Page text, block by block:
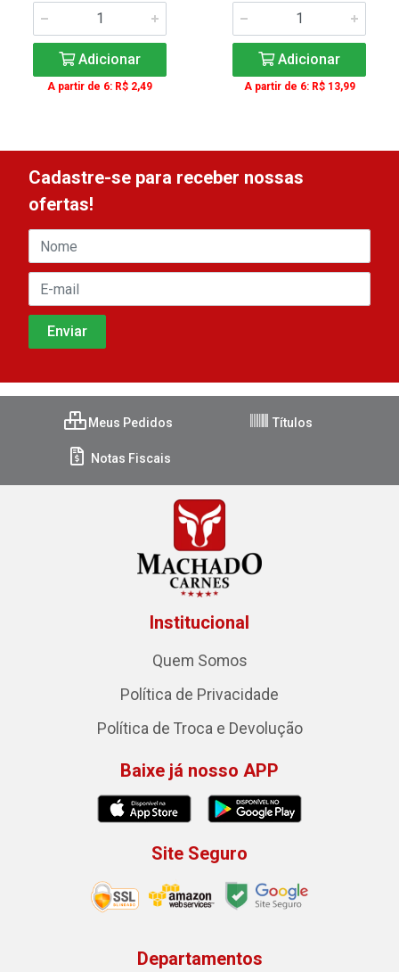
Adicionar
A partir de 6: R$ 2,49
Adicionar
A partir de 6: R$ 13,99
Cadastre-se para receber nossas
ofertas!
Meus Pedidos Títulos
Notas Fiscais
Institucional
Quem Somos
Política de Privacidade
Política de Troca e Devolução
Baixe já nosso APP
Site Seguro
Departamentos